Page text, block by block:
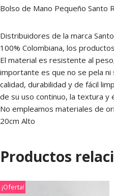
Bolso de Mano Pequeño Santo
Distribuidores de la marca
100% Colombiana, los
El material es resistente al
importante es que no se pela ni
calidad, durabilidad y de fácil
de su uso continuo, la textura y
No empleamos materiales de
20cm Alto
Productos
¡Oferta!